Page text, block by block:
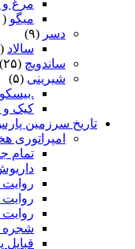
مرغ و
میگو (۱۱)
دسر (۹)
سالاد (۵)
ساندویچ (۲۵)
شیرینی (۵)
کیک و
تاریخ سرزمین
امپراتوری
تمام
شجره